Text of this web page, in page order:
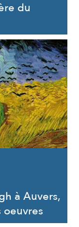
du
à Auvers,